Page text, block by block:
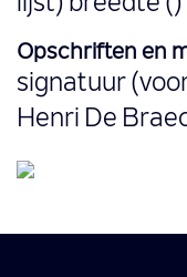
Opschriften en
signatuur
Henri De